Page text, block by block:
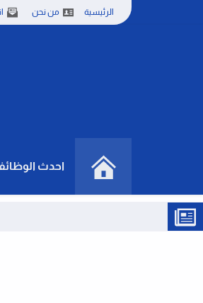
الرئيسية من نحن
احدث